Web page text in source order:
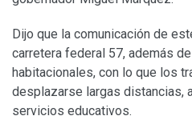
Dijo que la comunicación de
carretera federal 57, además
habitacionales, con lo que los
desplazarse largas distancias,
servicios educativos.